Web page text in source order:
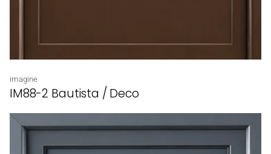
Proveedor:
imagine
IM88-2 Bautista / Deco